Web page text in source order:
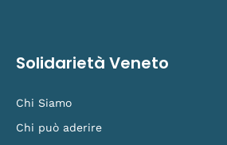
Solidarietà Veneto
Chi Siamo
Chi può aderire